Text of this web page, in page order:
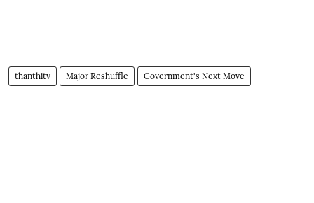
thanthitv Major Reshuffle Government's Next Move